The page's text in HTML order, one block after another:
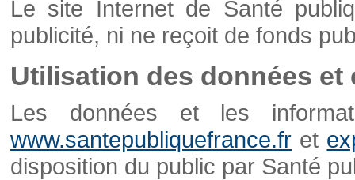
Le site Internet de Santé
publicité, ni ne reçoit de fonds
Utilisation des données et
Les données et les
www.santepubliquefrance.fr et
disposition du public par Santé